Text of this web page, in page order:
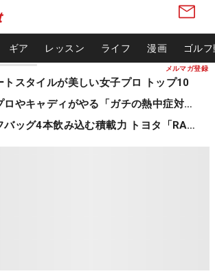
メルマガ登録
ギア レッスン ライフ 漫画 ゴル
トスタイルが美しい女子プロ トップ10
女子プロやキャディがやる「ガチの熱中症対策」
ゴルフバッグ4本飲み込む積載力 トヨタ「RAV4」